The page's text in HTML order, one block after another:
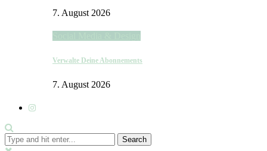
7. August 2026
Verwalte Deine Abonnements
7. August 2026